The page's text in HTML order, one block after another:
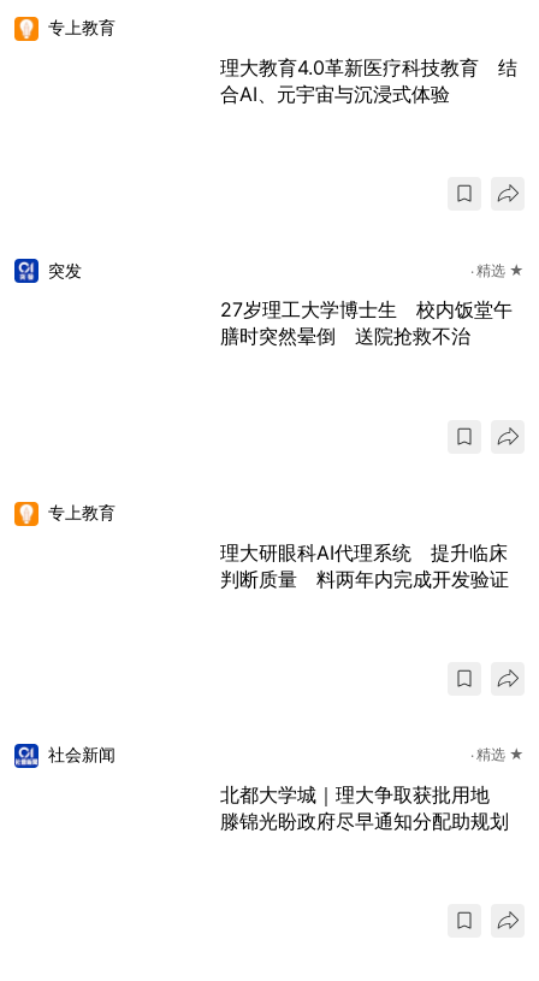
专上教育
理大教育4.0革新医疗科技教育 结
合AI、元宇宙与沉浸式体验
突发 精选 ★
27岁理工大学博士生 校内饭堂午
膳时突然晕倒 送院抢救不治
专上教育
理大研眼科AI代理系统 提升临床
判断质量 料两年内完成开发验证
社会新闻 精选 ★
北都大学城｜理大争取获批用地
滕锦光盼政府尽早通知分配助规划